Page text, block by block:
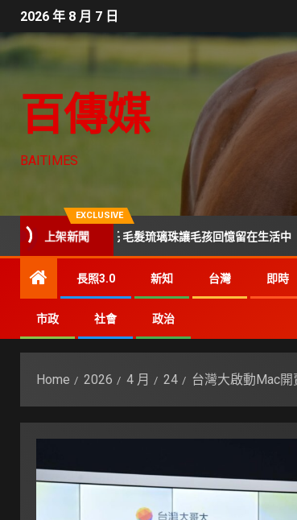
2026 年 8 月 7 日
百傳媒
BAITIMES
EXCLUSIVE
上架新聞
告別後寄託 毛髮琉璃珠讓毛孩回憶留在生活中
長照3.0 新知 台灣 即時
市政 社會 政治
Home 2026 4 月 24 台灣大啟動Mac